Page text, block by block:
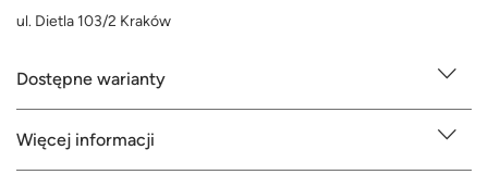
ul. Dietla 103/2 Kraków
Dostępne warianty
Więcej informacji